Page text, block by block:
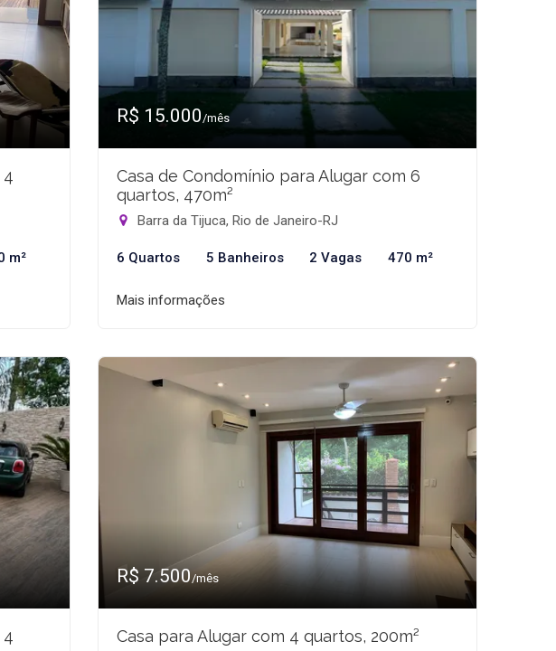
4
m²
R$ 15.000/mês
Casa de Condomínio para Alugar com 6
quartos, 470m²
Barra da Tijuca, Rio de Janeiro-RJ
6 Quartos 5 Banheiros 2 Vagas 470 m²
Mais informações
4
R$ 7.500/mês
Casa para Alugar com 4 quartos, 200m²